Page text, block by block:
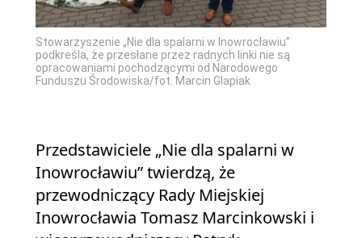
Stowarzyszenie „Nie dla spalarni w Inowrocławiu”
podkreśla, że przesłane przez radnych linki nie są
opracowaniami pochodzącymi od Narodowego
Funduszu Środowiska/fot. Marcin Glapiak
Przedstawiciele „Nie dla spalarni w
Inowrocławiu” twierdzą, że
przewodniczący Rady Miejskiej
Inowrocławia Tomasz Marcinkowski i